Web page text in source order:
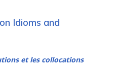
Idioms and
et les collocations